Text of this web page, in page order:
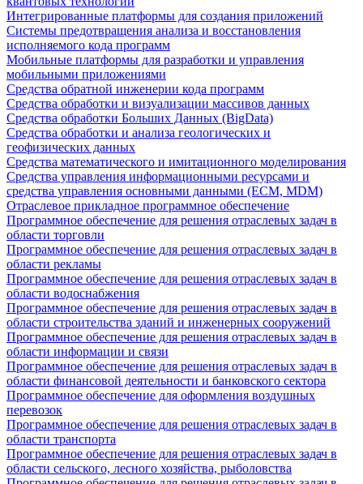
Интегрированные платформы для создания приложений
Системы предотвращения анализа и восстановления
исполняемого кода программ
Мобильные платформы для разработки и управления
мобильными приложениями
Средства обратной инженерии кода программ
Средства обработки и визуализации массивов данных
Средства обработки Больших Данных (BigData)
Средства обработки и анализа геологических и
геофизических данных
Средства математического и имитационного моделирования
Средства управления информационными ресурсами и
средства управления основными данными (ECM, MDM)
Отраслевое прикладное программное обеспечение
Программное обеспечение для решения отраслевых задач в
области торговли
Программное обеспечение для решения отраслевых задач в
области рекламы
Программное обеспечение для решения отраслевых задач в
области водоснабжения
Программное обеспечение для решения отраслевых задач в
области строительства зданий и инженерных сооружений
Программное обеспечение для решения отраслевых задач в
области информации и связи
Программное обеспечение для решения отраслевых задач в
области финансовой деятельности и банковского сектора
Программное обеспечение для оформления воздушных
перевозок
Программное обеспечение для решения отраслевых задач в
области транспорта
Программное обеспечение для решения отраслевых задач в
области сельского, лесного хозяйства, рыболовства